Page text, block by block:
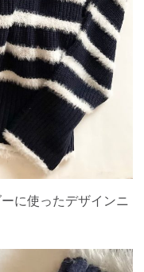
に使ったデザインニ